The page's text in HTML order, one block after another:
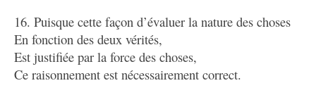
16. Puisque cette façon d’évaluer la nature des choses
En fonction des deux vérités,
Est justifiée par la force des choses,
Ce raisonnement est nécessairement correct.